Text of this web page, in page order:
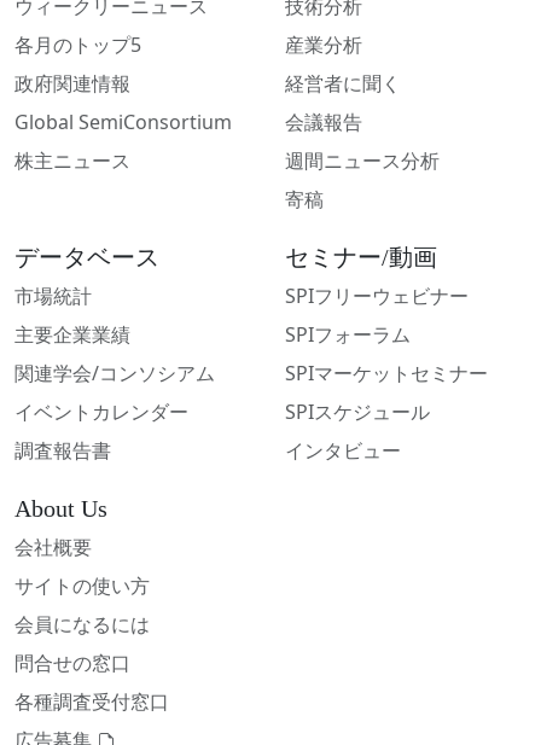
ウィークリーニュース
各月のトップ5
政府関連情報
Global SemiConsortium
株主ニュース
技術分析
産業分析
経営者に聞く
会議報告
週間ニュース分析
寄稿
データベース
市場統計
主要企業業績
関連学会/コンソシアム
イベントカレンダー
調査報告書
セミナー/動画
SPIフリーウェビナー
SPIフォーラム
SPIマーケットセミナー
SPIスケジュール
インタビュー
About Us
会社概要
サイトの使い方
会員になるには
問合せの窓口
各種調査受付窓口